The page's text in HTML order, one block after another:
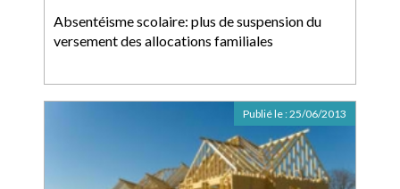
Absentéisme scolaire: plus de suspension du
versement des allocations familiales
Publié le :25/06/2013